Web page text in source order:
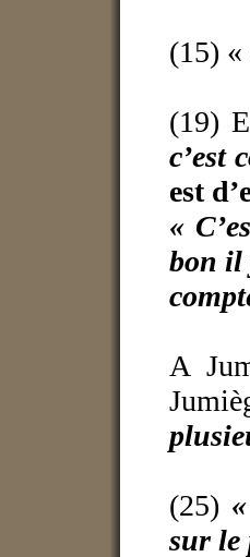
(15) «
(19)
c’est
est
«
bon il
A
(25)
sur le